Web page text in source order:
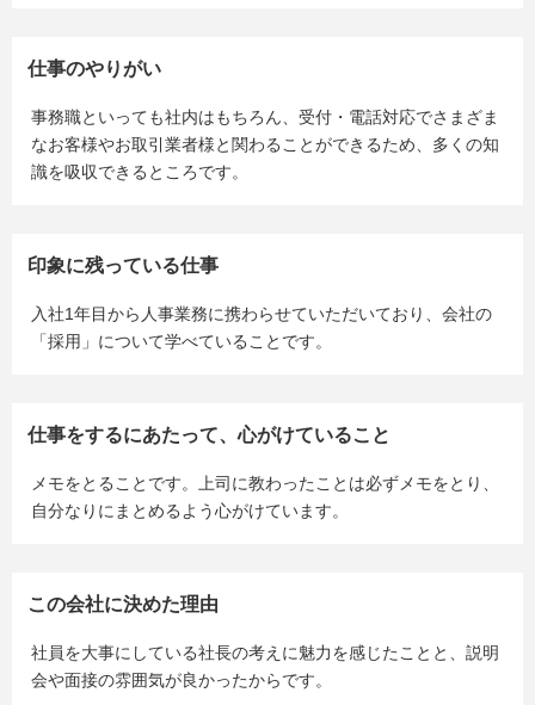
仕事のやりがい
事務職といっても社内はもちろん、受付・電話対応でさまざま
なお客様やお取引業者様と関わることができるため、多くの知
識を吸収できるところです。
印象に残っている仕事
入社1年目から人事業務に携わらせていただいており、会社の
「採用」について学べていることです。
仕事をするにあたって、心がけていること
メモをとることです。上司に教わったことは必ずメモをとり、
自分なりにまとめるよう心がけています。
この会社に決めた理由
社員を大事にしている社長の考えに魅力を感じたことと、説明
会や面接の雰囲気が良かったからです。